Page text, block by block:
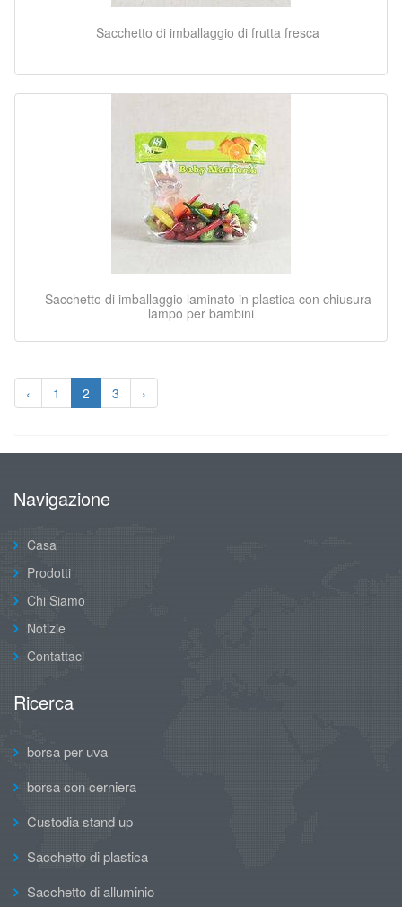
Sacchetto di imballaggio di frutta fresca
Sacchetto di imballaggio laminato in plastica con chiusura
lampo per bambini
‹ 1 2 3 ›
Navigazione
Casa
Prodotti
Chi Siamo
Notizie
Contattaci
Ricerca
borsa per uva
borsa con cerniera
Custodia stand up
Sacchetto di plastica
Sacchetto di alluminio